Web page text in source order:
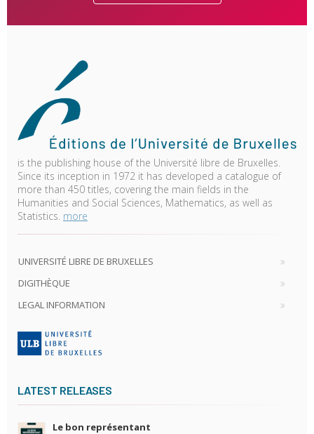
is the publishing house of the Université libre de Bruxelles.
Since its inception in 1972 it has developed a catalogue of
more than 450 titles, covering the main fields in the
Humanities and Social Sciences, Mathematics, as well as
Statistics. more
UNIVERSITÉ LIBRE DE BRUXELLES
DIGITHÈQUE
LEGAL INFORMATION
LATEST RELEASES
Le bon représentant